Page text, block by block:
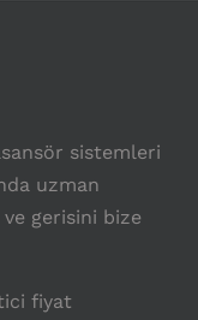
sistemleri
uzman
gerisini bize
fiyat